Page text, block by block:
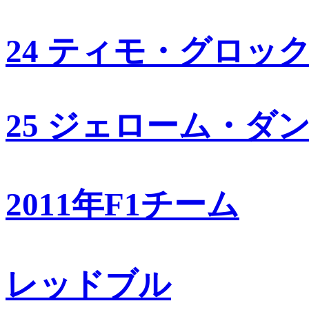
24 ティモ・グロッ
25 ジェローム・ダ
2011年F1チーム
レッドブル